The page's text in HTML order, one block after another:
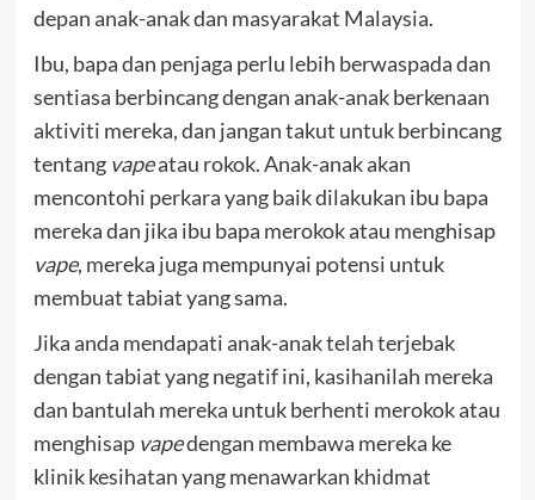
depan anak-anak dan masyarakat Malaysia.
Ibu, bapa dan penjaga perlu lebih berwaspada dan
sentiasa berbincang dengan anak-anak berkenaan
aktiviti mereka, dan jangan takut untuk berbincang
tentang vapeatau rokok. Anak-anak akan
mencontohi perkara yang baik dilakukan ibu bapa
mereka dan jika ibu bapa merokok atau menghisap
vape, mereka juga mempunyai potensi untuk
membuat tabiat yang sama.
Jika anda mendapati anak-anak telah terjebak
dengan tabiat yang negatif ini, kasihanilah mereka
dan bantulah mereka untuk berhenti merokok atau
menghisap vapedengan membawa mereka ke
klinik kesihatan yang menawarkan khidmat